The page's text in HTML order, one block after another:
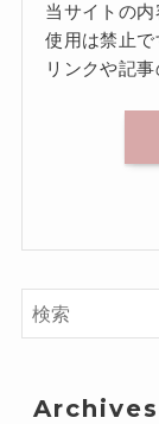
当サイトの
使用は禁止で
リンクや記
Archives